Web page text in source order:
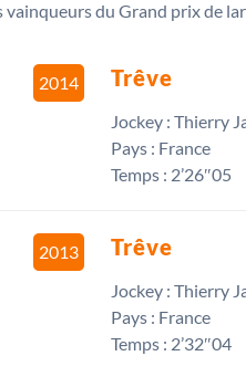
2014 Trêve
Jockey : Thierry
Pays : France
Temps : 2’26″05
2013 Trêve
Jockey : Thierry
Pays : France
Temps : 2’32″04